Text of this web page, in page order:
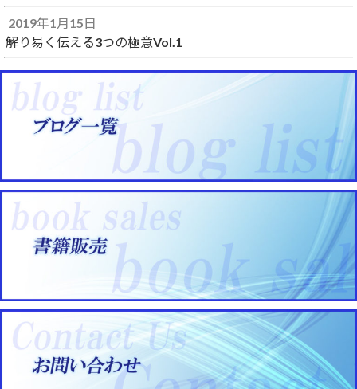
2019年1月15日
解り易く伝える3つの極意Vol.1